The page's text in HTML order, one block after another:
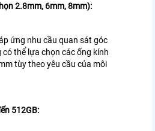
2.8mm, 6mm, 8mm):
ứng nhu cầu quan sát góc
thể lựa chọn các ống kính
tùy theo yêu cầu của môi
512GB: